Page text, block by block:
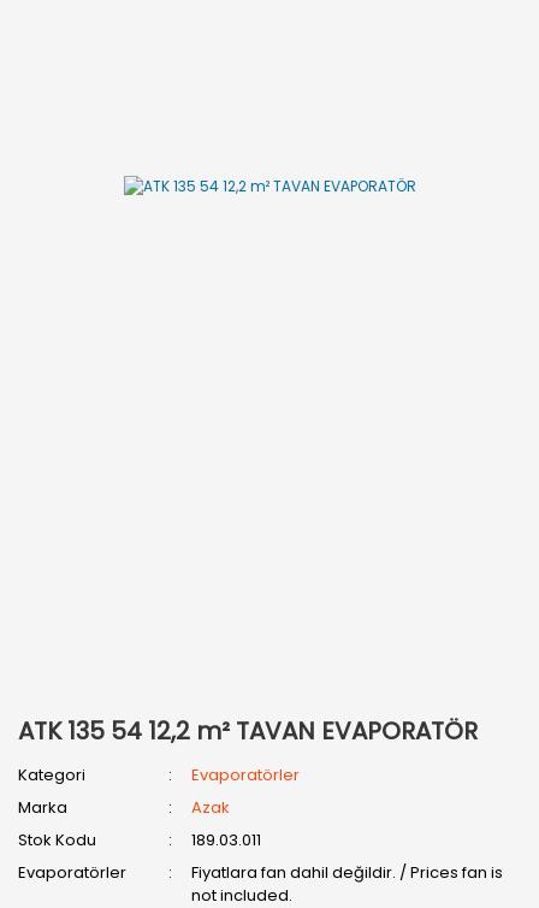
ATK 135 54 12,2 m² TAVAN EVAPORATÖR
Kategori
Evaporatörler
Marka
Azak
Stok Kodu
189.03.011
Evaporatörler
Fiyatlara fan dahil değildir. / Prices fan is
not included.